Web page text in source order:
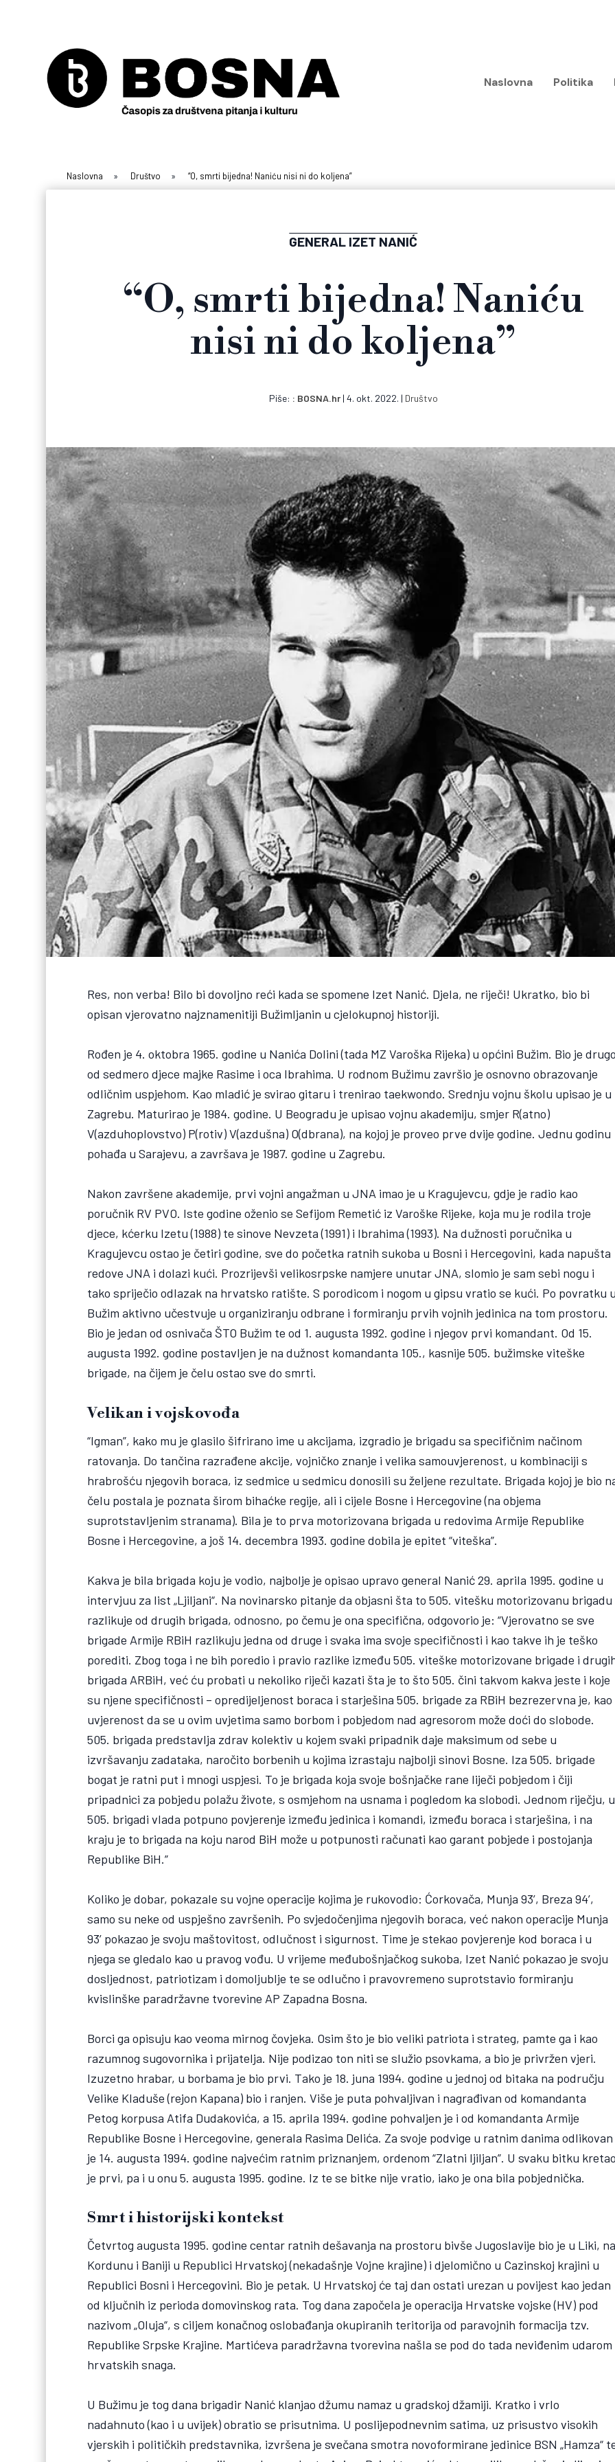
Naslovna Politika
Naslovna » Društvo » “O, smrti bijedna! Naniću nisi ni do koljena”
GENERAL IZET NANIĆ
“O, smrti bijedna! Naniću
nisi ni do koljena”
Piše: BOSNA.hr| 4. okt. 2022. | Društvo
Res, non verba! Bilo bi dovoljno reći kada se spomene Izet Nanić. Djela, ne riječi! Ukratko, bio bi
opisan vjerovatno najznamenitiji Bužimljanin u cjelokupnoj historiji.
Rođen je 4. oktobra 1965. godine u Nanića Dolini (tada MZ Varoška Rijeka) u općini Bužim. Bio je drugo
od sedmero djece majke Rasime i oca Ibrahima. U rodnom Bužimu završio je osnovno obrazovanje
odličnim uspjehom. Kao mladić je svirao gitaru i trenirao taekwondo. Srednju vojnu školu upisao je u
Zagrebu. Maturirao je 1984. godine. U Beogradu je upisao vojnu akademiju, smjer R(atno)
V(azduhoplovstvo) P(rotiv) V(azdušna) O(dbrana), na kojoj je proveo prve dvije godine. Jednu godinu
pohađa u Sarajevu, a završava je 1987. godine u Zagrebu.
Nakon završene akademije, prvi vojni angažman u JNA imao je u Kragujevcu, gdje je radio kao
poručnik RV PVO. Iste godine oženio se Sefijom Remetić iz Varoške Rijeke, koja mu je rodila troje
djece, kćerku Izetu (1988) te sinove Nevzeta (1991) i Ibrahima (1993). Na dužnosti poručnika u
Kragujevcu ostao je četiri godine, sve do početka ratnih sukoba u Bosni i Hercegovini, kada napušta
redove JNA i dolazi kući. Prozrijevši velikosrpske namjere unutar JNA, slomio je sam sebi nogu i
tako spriječio odlazak na hrvatsko ratište. S porodicom i nogom u gipsu vratio se kući. Po povratku u
Bužim aktivno učestvuje u organiziranju odbrane i formiranju prvih vojnih jedinica na tom prostoru.
Bio je jedan od osnivača ŠTO Bužim te od 1. augusta 1992. godine i njegov prvi komandant. Od 15.
augusta 1992. godine postavljen je na dužnost komandanta 105., kasnije 505. bužimske viteške
brigade, na čijem je čelu ostao sve do smrti.
Velikan i vojskovođa
“Igman”, kako mu je glasilo šifrirano ime u akcijama, izgradio je brigadu sa specifičnim načinom
ratovanja. Do tančina razrađene akcije, vojničko znanje i velika samouvjerenost, u kombinaciji s
hrabrošću njegovih boraca, iz sedmice u sedmicu donosili su željene rezultate. Brigada kojoj je bio
čelu postala je poznata širom bihaćke regije, ali i cijele Bosne i Hercegovine (na objema
suprotstavljenim stranama). Bila je to prva motorizovana brigada u redovima Armije Republike
Bosne i Hercegovine, a još 14. decembra 1993. godine dobila je epitet “viteška”.
Kakva je bila brigada koju je vodio, najbolje je opisao upravo general Nanić 29. aprila 1995. godine u
intervjuu za list „Ljiljani“. Na novinarsko pitanje da objasni šta to 505. vitešku motorizovanu brigadu
razlikuje od drugih brigada, odnosno, po čemu je ona specifična, odgovorio je: “Vjerovatno se sve
brigade Armije RBiH razlikuju jedna od druge i svaka ima svoje specifičnosti i kao takve ih je teško
porediti. Zbog toga i ne bih poredio i pravio razlike između 505. viteške motorizovane brigade i
brigada ARBiH, već ću probati u nekoliko riječi kazati šta je to što 505. čini takvom kakva jeste i koje
su njene specifičnosti – opredijeljenost boraca i starješina 505. brigade za RBiH bezrezervna je, kao
uvjerenost da se u ovim uvjetima samo borbom i pobjedom nad agresorom može doći do slobode.
505. brigada predstavlja zdrav kolektiv u kojem svaki pripadnik daje maksimum od sebe u
izvršavanju zadataka, naročito borbenih u kojima izrastaju najbolji sinovi Bosne. Iza 505. brigade
bogat je ratni put i mnogi uspjesi. To je brigada koja svoje bošnjačke rane liječi pobjedom i čiji
pripadnici za pobjedu polažu živote, s osmjehom na usnama i pogledom ka slobodi. Jednom riječju, u
505. brigadi vlada potpuno povjerenje između jedinica i komandi, između boraca i starješina, i na
kraju je to brigada na koju narod BiH može u potpunosti računati kao garant pobjede i postojanja
Republike BiH.”
Koliko je dobar, pokazale su vojne operacije kojima je rukovodio: Ćorkovača, Munja 93’, Breza 94’,
samo su neke od uspješno završenih. Po svjedočenjima njegovih boraca, već nakon operacije Munja
93’ pokazao je svoju maštovitost, odlučnost i sigurnost. Time je stekao povjerenje kod boraca i u
njega se gledalo kao u pravog vođu. U vrijeme međubošnjačkog sukoba, Izet Nanić pokazao je svoju
dosljednost, patriotizam i domoljublje te se odlučno i pravovremeno suprotstavio formiranju
kvislinške paradržavne tvorevine AP Zapadna Bosna.
Borci ga opisuju kao veoma mirnog čovjeka. Osim što je bio veliki patriota i strateg, pamte ga i kao
razumnog sugovornika i prijatelja. Nije podizao ton niti se služio psovkama, a bio je privržen vjeri.
Izuzetno hrabar, u borbama je bio prvi. Tako je 18. juna 1994. godine u jednoj od bitaka na području
Velike Kladuše (rejon Kapana) bio i ranjen. Više je puta pohvaljivan i nagrađivan od komandanta
Petog korpusa Atifa Dudakovića, a 15. aprila 1994. godine pohvaljen je i od komandanta Armije
Republike Bosne i Hercegovine, generala Rasima Delića. Za svoje podvige u ratnim danima odlikovan
je 14. augusta 1994. godine najvećim ratnim priznanjem, ordenom “Zlatni ljiljan”. U svaku bitku kretao
je prvi, pa i u onu 5. augusta 1995. godine. Iz te se bitke nije vratio, iako je ona bila pobjednička.
Smrt i historijski kontekst
Četvrtog augusta 1995. godine centar ratnih dešavanja na prostoru bivše Jugoslavije bio je u Liki, na
Kordunu i Baniji u Republici Hrvatskoj (nekadašnje Vojne krajine) i djelomično u Cazinskoj krajini u
Republici Bosni i Hercegovini. Bio je petak. U Hrvatskoj će taj dan ostati urezan u povijest kao jedan
od ključnih iz perioda domovinskog rata. Tog dana započela je operacija Hrvatske vojske (HV) pod
nazivom „Oluja“, s ciljem konačnog oslobađanja okupiranih teritorija od paravojnih formacija tzv.
Republike Srpske Krajine. Martićeva paradržavna tvorevina našla se pod do tada neviđenim udarom
hrvatskih snaga.
U Bužimu je tog dana brigadir Nanić klanjao džumu namaz u gradskoj džamiji. Kratko i vrlo
nadahnuto (kao i u uvijek) obratio se prisutnima. U poslijepodnevnim satima, uz prisustvo visokih
vjerskih i političkih predstavnika, izvršena je svečana smotra novoformirane jedinice BSN „Hamza“